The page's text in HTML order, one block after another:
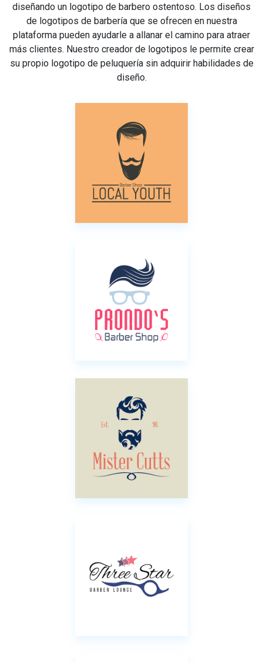
diseñando un logotipo de barbero ostentoso. Los diseños
de logotipos de barbería que se ofrecen en nuestra
plataforma pueden ayudarle a allanar el camino para atraer
más clientes. Nuestro creador de logotipos le permite crear
su propio logotipo de peluquería sin adquirir habilidades de
diseño.